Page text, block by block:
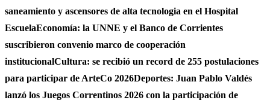
saneamiento y ascensores de alta tecnologia en el Hospital
EscuelaEconomía: la UNNE y el Banco de Corrientes
suscribieron convenio marco de cooperación
institucionalCultura: se recibió un record de 255 postulaciones
para participar de ArteCo 2026Deportes: Juan Pablo Valdés
lanzó los Juegos Correntinos 2026 con la participación de